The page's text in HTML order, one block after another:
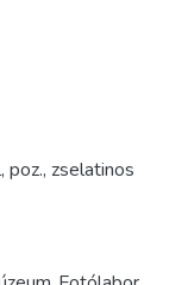
zselatinos